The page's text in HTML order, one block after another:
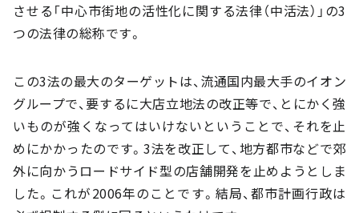
させる「中心市街地の活性化に関する法律（中活法）」の3
つの法律の総称です。
この3法の最大のターゲットは、流通国内最大手のイオン
グループで、要するに大店立地法の改正等で、とにかく強
いものが強くなってはいけないということで、それを止
めにかかったのです。3法を改正して、地方都市などで郊
外に向かうロードサイド型の店舗開発を止めようとしま
した。これが2006年のことです。結局、都市計画行政は